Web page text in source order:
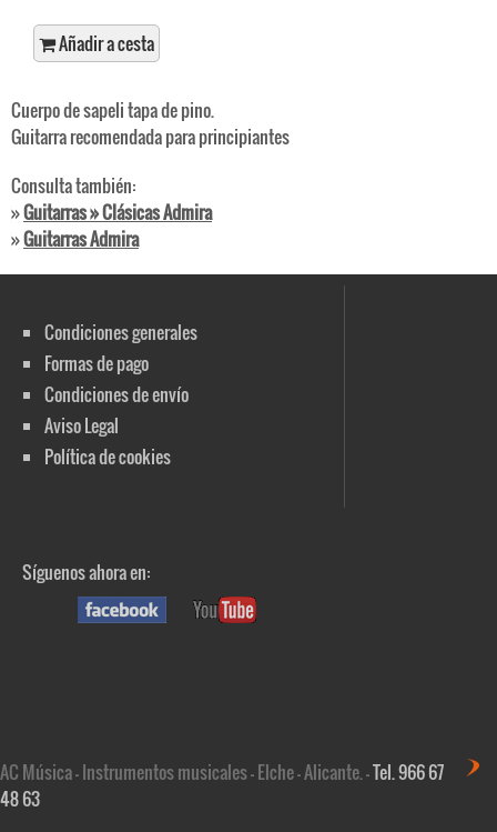
Añadir a cesta
Cuerpo de sapeli tapa de pino.
Guitarra recomendada para principiantes
Consulta también:
»Guitarras » Clásicas Admira
»Guitarras Admira
Condiciones generales
Formas de pago
Condiciones de envío
Aviso Legal
Política de cookies
Síguenos ahora en:
AC Música - Instrumentos musicales - Elche - Alicante. -Tel. 966 67
48 63